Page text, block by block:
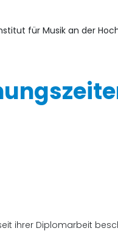
für Musik an der
ihrer Diplomarbeit